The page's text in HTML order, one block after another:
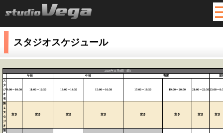
スタジオスケジュール
2026年11月8日（日）
午前
午後 夜間
深
ス
タ
ジ
オ
名
9:00～10:50 11:00～12:50 13:00～14:50 15:00～16:50 17:00～18:50 19:00～20:50 21:00～22:5023:00～
第
１
ス
タ
ジ
オ
空き 空き 空き 空き 空き 空き 空き 空き
第